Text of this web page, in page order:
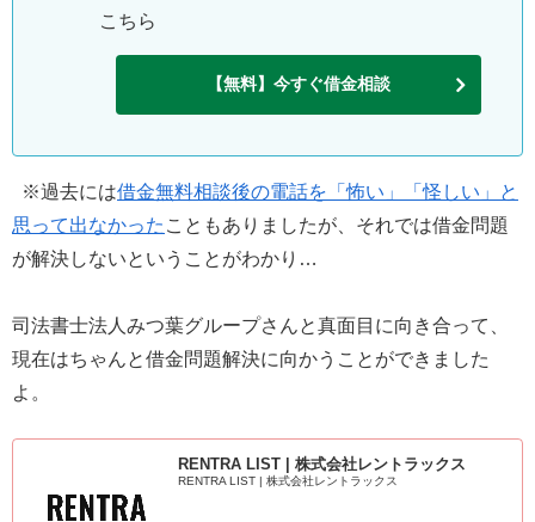
こちら
【無料】今すぐ借金相談
※過去には借金無料相談後の電話を「怖い」「怪しい」と
思って出なかった こともありましたが、それでは借金問題
が解決しないということがわかり…
司法書士法人みつ葉グループさんと真面目に向き合って、
現在はちゃんと借金問題解決に向かうことができました
よ。
RENTRA LIST | 株式会社レントラックス
RENTRA LIST | 株式会社レントラックス